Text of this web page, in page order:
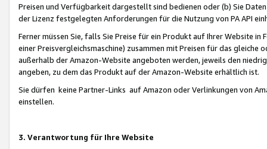
Preisen und Verfügbarkeit dargestellt sind bedienen oder (b) Sie
der Lizenz festgelegten Anforderungen für die Nutzung von PA API
Ferner müssen Sie, falls Sie Preise für ein Produkt auf Ihrer Website
einer Preisvergleichsmaschine) zusammen mit Preisen für das
außerhalb der Amazon-Website angeboten werden, jeweils den
angeben, zu dem das Produkt auf der Amazon-Website erhältlich ist.
Sie dürfen keine Partner-Links auf Amazon oder Verlinkungen von
einstellen.
3. Verantwortung für Ihre Website